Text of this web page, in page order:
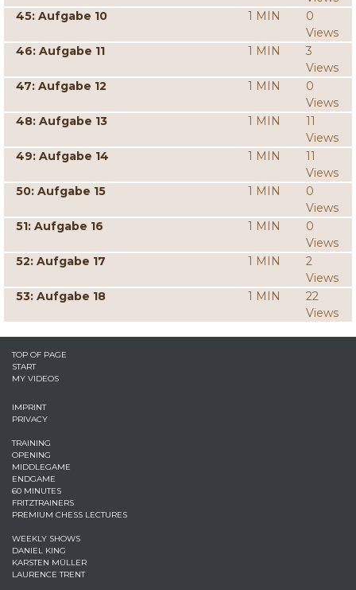
45: Aufgabe 10
1 MIN
0
Views
46: Aufgabe 11
1 MIN
3
Views
47: Aufgabe 12
1 MIN
0
Views
48: Aufgabe 13
1 MIN
11
Views
49: Aufgabe 14
1 MIN
11
Views
50: Aufgabe 15
1 MIN
0
Views
51: Aufgabe 16
1 MIN
0
Views
52: Aufgabe 17
1 MIN
2
Views
53: Aufgabe 18
1 MIN
22
Views
TOP OF PAGE
START
MY VIDEOS
IMPRINT
PRIVACY
TRAINING
OPENING
MIDDLEGAME
ENDGAME
60 MINUTES
FRITZTRAINERS
PREMIUM CHESS LECTURES
WEEKLY SHOWS
DANIEL KING
KARSTEN MÜLLER
LAURENCE TRENT